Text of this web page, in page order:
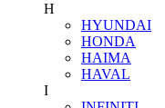
H
HYUNDAI
HONDA
HAIMA
HAVAL
I